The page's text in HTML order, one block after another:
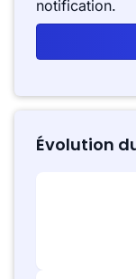
notification.
Évolution